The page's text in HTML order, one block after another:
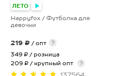
ЛЕТО
Happyfox / Футболка для
девочки
219 ₽ / опт
?
349 ₽ / розница
209 ₽ / крупный опт
?